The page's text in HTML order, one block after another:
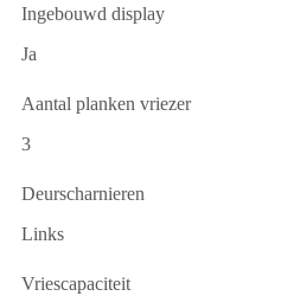
Ingebouwd display
Ja
Aantal planken vriezer
3
Deurscharnieren
Links
Vriescapaciteit